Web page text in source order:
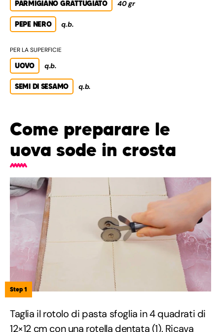
PARMIGIANO GRATTUGIATO 40 gr
PEPE NERO q.b.
PER LA SUPERFICIE
UOVO q.b.
SEMI DI SESAMO q.b.
Come preparare le
uova sode in crosta
Step 1
Taglia il rotolo di pasta sfoglia in 4 quadrati di
12×12 cm con una rotella dentata (1). Ricava